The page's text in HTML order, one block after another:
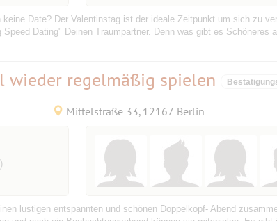
keine Date? Der Valentinstag ist der ideale Zeitpunkt um sich zu
Dating" Deinen Traumpartner. Denn was gibt es Schöneres
wieder regelmäßig spielen
Mittelstraße 33, 12167 Berlin
lustigen entspannten und schönen Doppelkopf- Abend